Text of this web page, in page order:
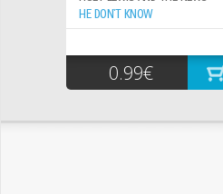
HE DON`T KNOW
0.99€